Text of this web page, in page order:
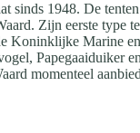
sinds 1948. De
Zijn eerste type
Koninklijke Marine
Papegaaiduiker
momenteel